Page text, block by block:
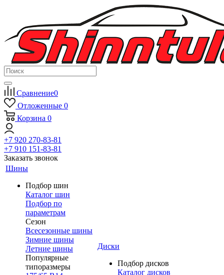
Сравнение0
Отложенные 0
Корзина 0
+7 920 270-83-81
+7 910 151-83-81
Заказать звонок
Шины
Подбор шин
Каталог шин
Подбор по
параметрам
Сезон
Всесезонные шины
Зимние шины
Летние шины
Популярные
типоразмеры
Диски
Подбор дисков
Каталог дисков